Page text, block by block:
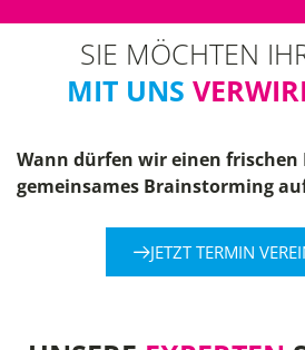
SIE MÖCHTEN
MIT UNS
Wann dürfen wir einen frischen
gemeinsames Brainstorming
JETZT TERMIN